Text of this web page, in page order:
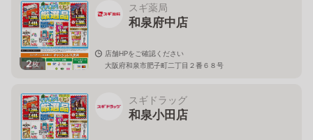
2枚
スギ薬局
和泉府中店
店舗HPをご確認ください
大阪府和泉市肥子町二丁目２番６８号
スギドラッグ
和泉小田店